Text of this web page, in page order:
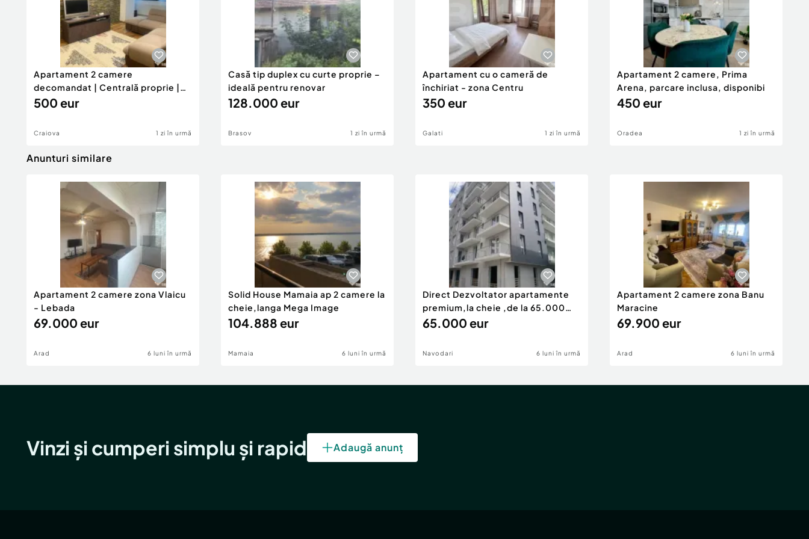
Confort:1
Tip imobil:
Bloc de apartamente
Număr Băi:1
Apartament 2 camere
decomandat | Centrală proprie |
60 mp |
500 eur
Craiova 1 zi în urmă
Casă tip duplex cu curte proprie –
ideală pentru renovar
128.000 eur
Brasov 1 zi în urmă
Apartament cu o cameră de
închiriat - zona Centru
350 eur
Galati 1 zi în urmă
Apartament 2 camere, Prima
Arena, parcare inclusa, disponibi
450 eur
Oradea 1 zi în urmă
Anunturi similare
Apartament 2 camere zona Vlaicu
- Lebada
69.000 eur
Arad 6 luni în urmă
Solid House Mamaia ap 2 camere la
cheie,langa Mega Image
104.888 eur
Mamaia 6 luni în urmă
Direct Dezvoltator apartamente
premium,la cheie ,de la 65.000
eur
65.000 eur
Navodari 6 luni în urmă
Apartament 2 camere zona Banu
Maracine
69.900 eur
Arad 6 luni în urmă
Vinzi și cumperi simplu și rapid Adaugă anunț